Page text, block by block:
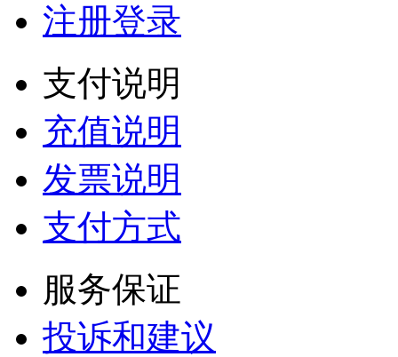
注册登录
支付说明
充值说明
发票说明
支付方式
服务保证
投诉和建议